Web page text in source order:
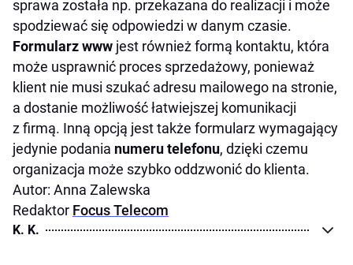
sprawa została np. przekazana do realizacji i może
spodziewać się odpowiedzi w danym czasie.
Formularz www jest również formą kontaktu, która
może usprawnić proces sprzedażowy, ponieważ
klient nie musi szukać adresu mailowego na stronie,
a dostanie możliwość łatwiejszej komunikacji
z firmą. Inną opcją jest także formularz wymagający
jedynie podania numeru telefonu, dzięki czemu
organizacja może szybko oddzwonić do klienta.
Autor: Anna Zalewska
Redaktor Focus Telecom
K. K.